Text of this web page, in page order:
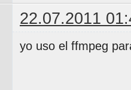
22.07.2011
yo uso el ffmpeg